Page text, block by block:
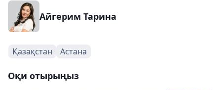
Айгерим Тарина
Қазақстан Астана
Оқи отырыңыз